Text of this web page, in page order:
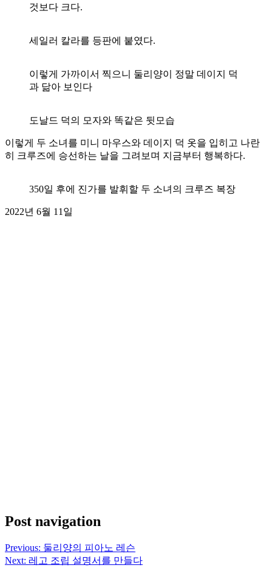
것보다 크다.
세일러 칼라를 등판에 붙였다.
이렇게 가까이서 찍으니 둘리양이 정말 데이지 덕
과 닮아 보인다
도날드 덕의 모자와 똑같은 뒷모습
이렇게 두 소녀를 미니 마우스와 데이지 덕 옷을 입히고 나란
히 크루즈에 승선하는 날을 그려보며 지금부터 행복하다.
350일 후에 진가를 발휘할 두 소녀의 크루즈 복장
2022년 6월 11일
Post navigation
Previous: 둘리양의 피아노 레슨
Next: 레고 조립 설명서를 만들다